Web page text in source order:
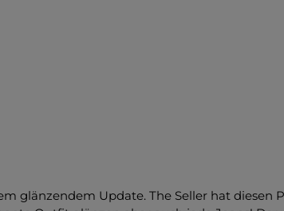
glänzendem Update. The Seller hat